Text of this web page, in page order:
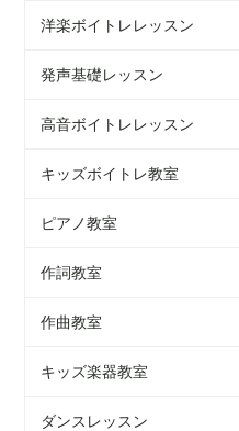
洋楽ボイトレレッスン
発声基礎レッスン
高音ボイトレレッスン
キッズボイトレ教室
ピアノ教室
作詞教室
作曲教室
キッズ楽器教室
ダンスレッスン